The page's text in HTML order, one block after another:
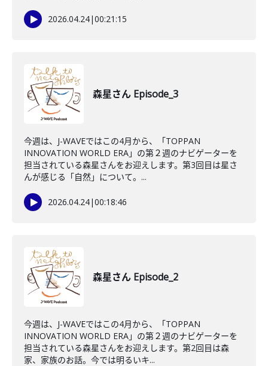
2026.04.24|00:21:15
森星さん Episode_3
今週は、J-WAVEではこの4月から、「TOPPAN
INNOVATION WORLD ERA」の第２週のナビゲーターを
担当されている森星さんをお迎えします。第3回目は星さ
んが感じる「自然」について。...
2026.04.24|00:18:46
森星さん Episode_2
今週は、J-WAVEではこの4月から、「TOPPAN
INNOVATION WORLD ERA」の第２週のナビゲーターを
担当されている森星さんをお迎えします。第2回目は森
家、家族のお話。今では明るいキ...